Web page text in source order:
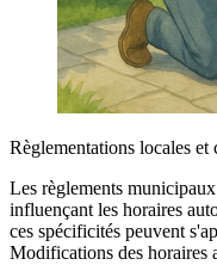
Règlementations locales et
Les règlements
influençant les horaires
ces spécificités peuvent
Modifications des horaires